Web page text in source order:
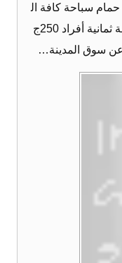
سباحة كافة ال
كماليات 2تلفزيون مع2دش تصلح لإقامة ثمانية أفراد 250ج